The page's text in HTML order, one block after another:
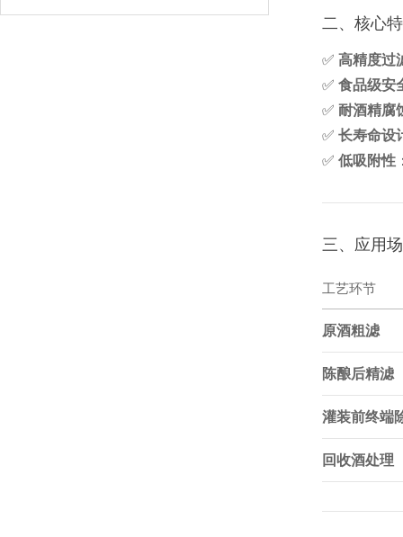
二、核心
✅ 高精度过
✅ 食品级安
✅ 耐酒精腐
✅ 长寿命设
✅ 低吸附性
三、应用
工艺环节
原酒粗滤
陈酿后精滤
灌装前终端
回收酒处理